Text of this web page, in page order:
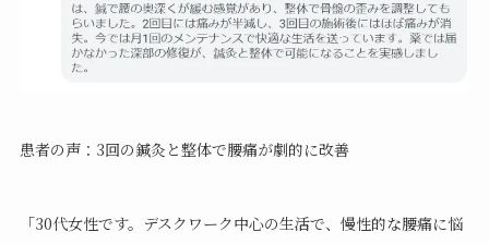
患者の声：3回の鍼灸と整体で腰痛が劇的に改善
「30代女性です。デスクワーク中心の生活で、慢性的な腰痛に悩